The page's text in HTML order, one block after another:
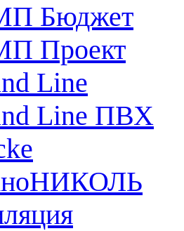
Бюджет
Проект
Line
Line ПВХ